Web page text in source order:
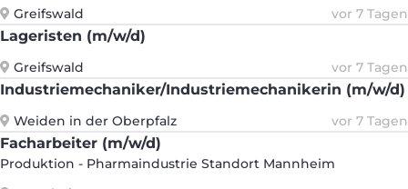
Greifswald
vor 7 Tagen
Lageristen (m/w/d)
Greifswald vor 7 Tagen
Industriemechaniker/Industriemechanikerin (m/w/d)
Weiden in der Oberpfalz vor 7 Tagen
Facharbeiter (m/w/d)
Produktion - Pharmaindustrie Standort Mannheim